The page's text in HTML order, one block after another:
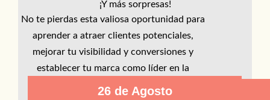
¡Y más sorpresas!
No te pierdas esta valiosa oportunidad para
aprender a atraer clientes potenciales,
mejorar tu visibilidad y conversiones y
establecer tu marca como líder en la
industria.
26 de Agosto